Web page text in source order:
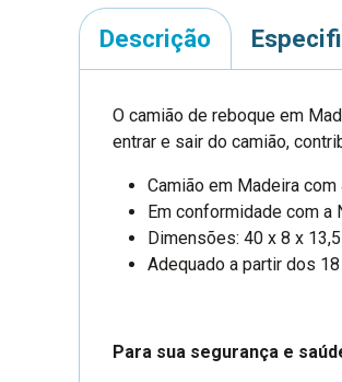
Descrição
O camião de reboque em
entrar e sair do camião,
Camião em Madeira
Em conformidade com a
Dimensões: 40 x 8 x
Adequado a partir dos
Para sua segurança e